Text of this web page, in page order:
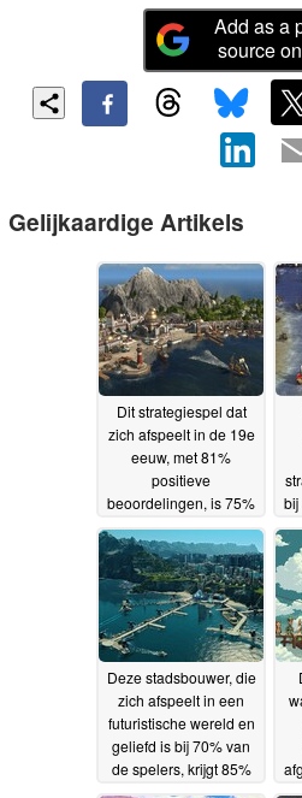
Add as a
source
Gelijkaardige Artikels
Dit strategiespel dat
zich afspeelt in de 19e
eeuw, met 81%
positieve
beoordelingen, is 75%
afgeprijsd op Steam19-
05-2026
bij
en
Deze stadsbouwer, die
zich afspeelt in een
futuristische wereld en
geliefd is bij 70% van
de spelers, krijgt 85%
korting op Steam17-05-